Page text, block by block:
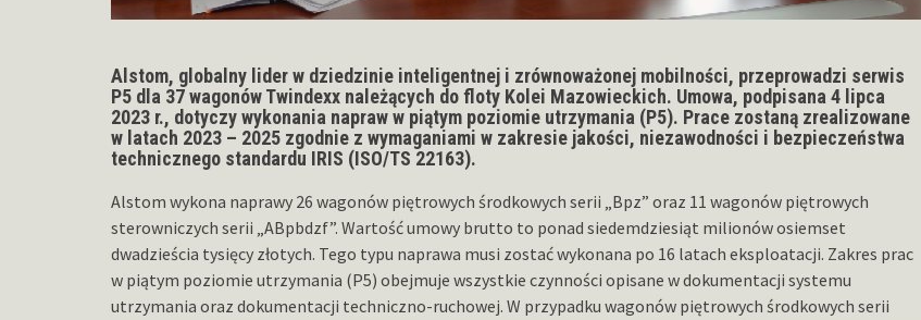
Alstom, globalny lider w dziedzinie inteligentnej i zrównoważonej mobilności, przeprowadzi serwis
P5 dla 37 wagonów Twindexx należących do floty Kolei Mazowieckich. Umowa, podpisana 4 lipca
2023 r., dotyczy wykonania napraw w piątym poziomie utrzymania (P5). Prace zostaną zrealizowane
w latach 2023 – 2025 zgodnie z wymaganiami w zakresie jakości, niezawodności i bezpieczeństwa
technicznego standardu IRIS (ISO/TS 22163).
Alstom wykona naprawy 26 wagonów piętrowych środkowych serii „Bpz” oraz 11 wagonów piętrowych
sterowniczych serii „ABpbdzf”. Wartość umowy brutto to ponad siedemdziesiąt milionów osiemset
dwadzieścia tysięcy złotych. Tego typu naprawa musi zostać wykonana po 16 latach eksploatacji. Zakres prac
w piątym poziomie utrzymania (P5) obejmuje wszystkie czynności opisane w dokumentacji systemu
utrzymania oraz dokumentacji techniczno-ruchowej. W przypadku wagonów piętrowych środkowych serii